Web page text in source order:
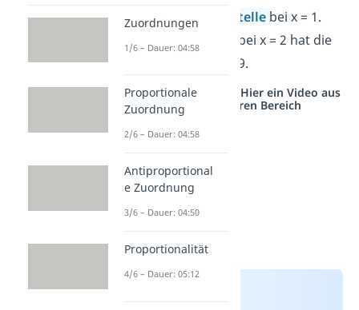
einerWendestelle bei x = 1.
Die Tangente bei x = 2 hat die
Steigung m = 9.
Studyflix vernetzt: Hier ein Video aus
einem anderen Bereich
Zuordnungen
1/6 – Dauer: 04:58
Proportionale
Zuordnung
2/6 – Dauer: 04:58
Antiproportional
e Zuordnung
3/6 – Dauer: 04:50
Proportionalität
4/6 – Dauer: 05:12